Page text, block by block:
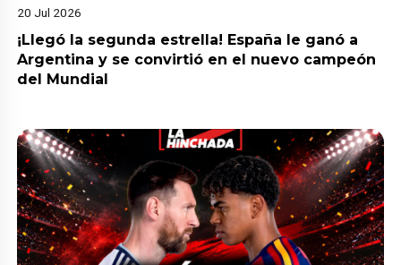
20 Jul 2026
¡Llegó la segunda estrella! España le ganó a
Argentina y se convirtió en el nuevo campeón
del Mundial